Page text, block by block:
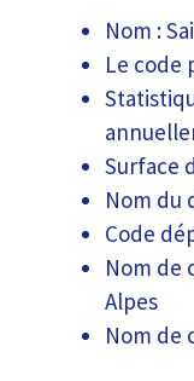
Nom :
Le code
Surface
Nom du
Code
Nom de
Alpes
Nom de